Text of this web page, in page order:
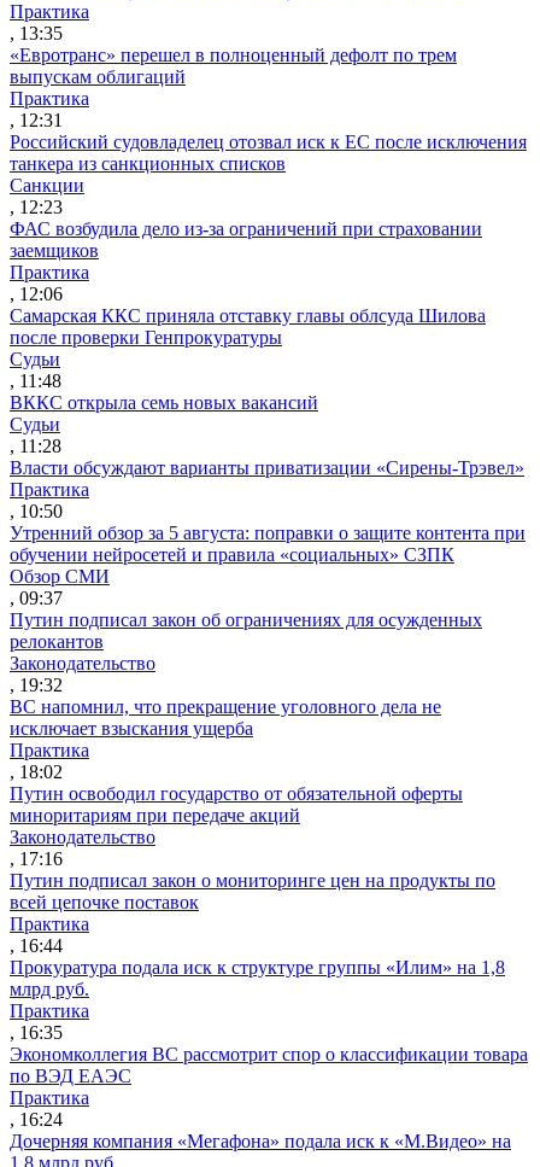
Практика
, 13:35
«Евротранс» перешел в полноценный дефолт по трем
выпускам облигаций
Практика
, 12:31
Российский судовладелец отозвал иск к ЕС после исключения
танкера из санкционных списков
Санкции
, 12:23
ФАС возбудила дело из-за ограничений при страховании
заемщиков
Практика
, 12:06
Самарская ККС приняла отставку главы облсуда Шилова
после проверки Генпрокуратуры
Судьи
, 11:48
ВККС открыла семь новых вакансий
Судьи
, 11:28
Власти обсуждают варианты приватизации «Сирены-Трэвел»
Практика
, 10:50
Утренний обзор за 5 августа: поправки о защите контента при
обучении нейросетей и правила «социальных» СЗПК
Обзор СМИ
, 09:37
Путин подписал закон об ограничениях для осужденных
релокантов
Законодательство
, 19:32
ВС напомнил, что прекращение уголовного дела не
исключает взыскания ущерба
Практика
, 18:02
Путин освободил государство от обязательной оферты
миноритариям при передаче акций
Законодательство
, 17:16
Путин подписал закон о мониторинге цен на продукты по
всей цепочке поставок
Практика
, 16:44
Прокуратура подала иск к структуре группы «Илим» на 1,8
млрд руб.
Практика
, 16:35
Экономколлегия ВС рассмотрит спор о классификации товара
по ВЭД ЕАЭС
Практика
, 16:24
Дочерняя компания «Мегафона» подала иск к «М.Видео» на
1,8 млрд руб.